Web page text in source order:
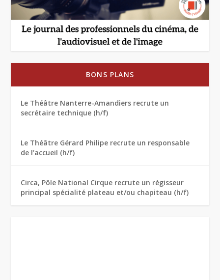
BONS PLANS
Le Théâtre Nanterre-Amandiers recrute un
secrétaire technique (h/f)
Le Théâtre Gérard Philipe recrute un responsable
de l’accueil (h/f)
Circa, Pôle National Cirque recrute un régisseur
principal spécialité plateau et/ou chapiteau (h/f)